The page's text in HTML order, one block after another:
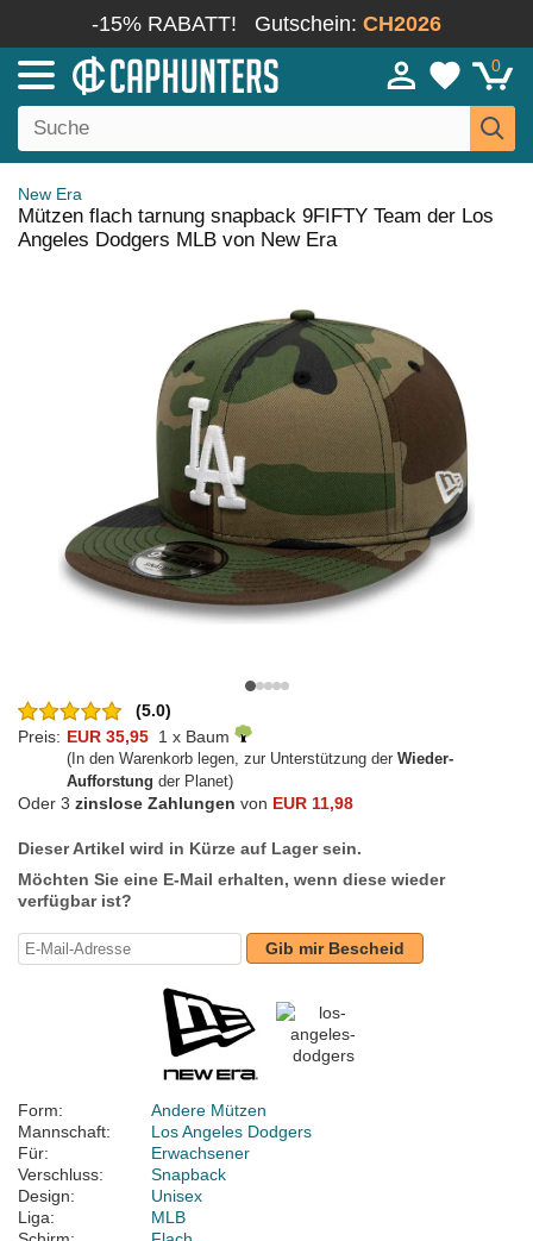
-15% RABATT! Gutschein: CH2026
0
New Era
Mützen flach tarnung snapback 9FIFTY Team der Los
Angeles Dodgers MLB von New Era
(5.0)
Preis: EUR 35,95 1 x Baum
(In den Warenkorb legen, zur Unterstützung der Wieder-
Aufforstung der Planet)
Oder 3 zinslose Zahlungen von EUR 11,98
Dieser Artikel wird in Kürze auf Lager sein.
Möchten Sie eine E-Mail erhalten, wenn diese wieder
verfügbar ist?
Gib mir Bescheid
Form:
Andere Mützen
Mannschaft:
Los Angeles Dodgers
Für:
Erwachsener
Verschluss:
Snapback
Design:
Unisex
Liga:
MLB